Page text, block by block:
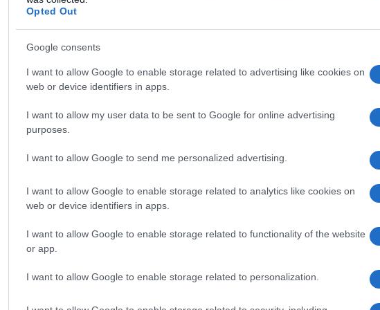
Opted Out
Google consents
I want to allow Google to enable storage related to advertising like cookies on
web or device identifiers in apps.
I want to allow my user data to be sent to Google for online advertising
purposes.
I want to allow Google to send me personalized advertising.
I want to allow Google to enable storage related to analytics like cookies on
web or device identifiers in apps.
I want to allow Google to enable storage related to functionality of the website
or app.
I want to allow Google to enable storage related to personalization.
Επισημαίνεται πάντως ότι από το επόμενο διδακτικό έτος
εφόσον το σύνολο των απουσιών του/της δεν υπερβαίνει τις
χαρακτηρίζεται
και οι μαθητές/τριες είναι
ίδια τάξη. Στην περίπτωση των Μουσικών και
Γυμνασίων και Εσπερινών Γενικών Λυκείων ή Εσπερινών